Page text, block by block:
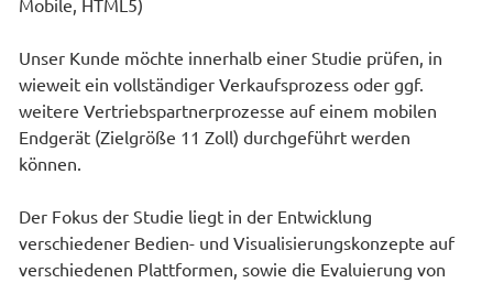
Mobile, HTML5)
Unser Kunde möchte innerhalb einer Studie prüfen, in
wieweit ein vollständiger Verkaufsprozess oder ggf.
weitere Vertriebspartnerprozesse auf einem mobilen
Endgerät (Zielgröße 11 Zoll) durchgeführt werden
können.
Der Fokus der Studie liegt in der Entwicklung
verschiedener Bedien- und Visualisierungskonzepte auf
verschiedenen Plattformen, sowie die Evaluierung von